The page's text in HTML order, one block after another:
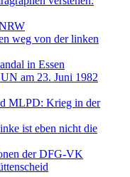
weg von der linken
in Essen
am 23. Juni 1982
MLPD: Krieg in der
ist eben nicht die
der DFG-VK